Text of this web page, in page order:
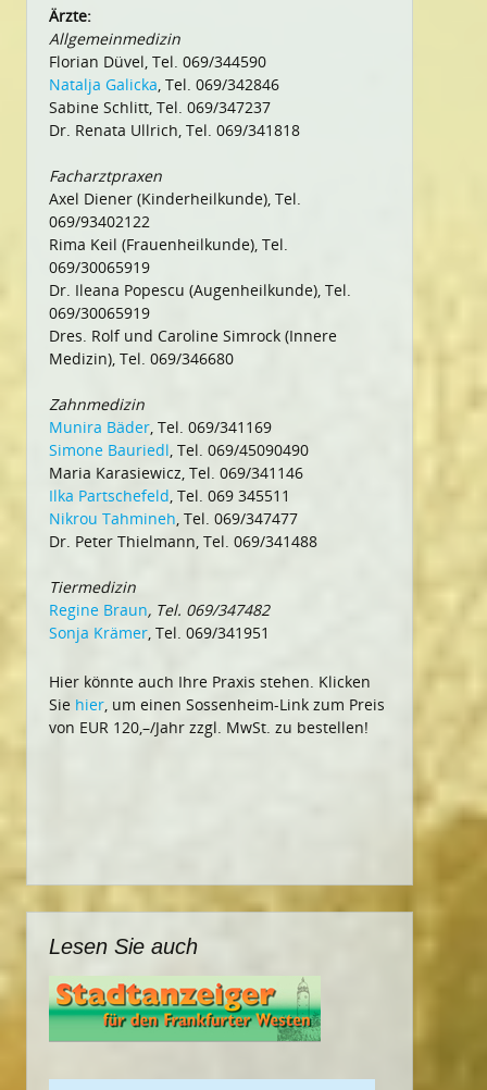
Ärzte:
Allgemeinmedizin
Florian Düvel, Tel. 069/344590
Natalja Galicka , Tel. 069/342846
Sabine Schlitt, Tel. 069/347237
Dr. Renata Ullrich, Tel. 069/341818
Facharztpraxen
Axel Diener (Kinderheilkunde), Tel.
069/93402122
Rima Keil (Frauenheilkunde), Tel.
069/30065919
Dr. Ileana Popescu (Augenheilkunde), Tel.
069/30065919
Dres. Rolf und Caroline Simrock (Innere
Medizin), Tel. 069/346680
Zahnmedizin
Munira Bäder , Tel. 069/341169
Simone Bauriedl , Tel. 069/45090490
Maria Karasiewicz, Tel. 069/341146
Ilka Partschefeld , Tel. 069 345511
Nikrou Tahmineh , Tel. 069/347477
Dr. Peter Thielmann, Tel. 069/341488
Tiermedizin
Regine Braun, Tel. 069/347482
Sonja Krämer , Tel. 069/341951
Hier könnte auch Ihre Praxis stehen. Klicken
Sie hier , um einen Sossenheim-Link zum Preis
von EUR 120,–/Jahr zzgl. MwSt. zu bestellen!
Lesen Sie auch